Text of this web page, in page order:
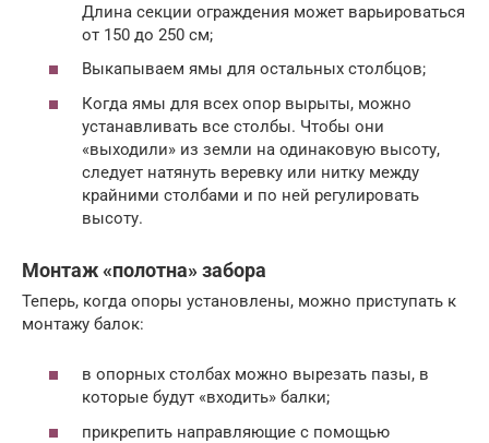
Длина секции ограждения может варьироваться
от 150 до 250 см;
Выкапываем ямы для остальных столбцов;
Когда ямы для всех опор вырыты, можно
устанавливать все столбы. Чтобы они
«выходили» из земли на одинаковую высоту,
следует натянуть веревку или нитку между
крайними столбами и по ней регулировать
высоту.
Монтаж «полотна» забора
Теперь, когда опоры установлены, можно приступать к
монтажу балок:
в опорных столбах можно вырезать пазы, в
которые будут «входить» балки;
прикрепить направляющие с помощью